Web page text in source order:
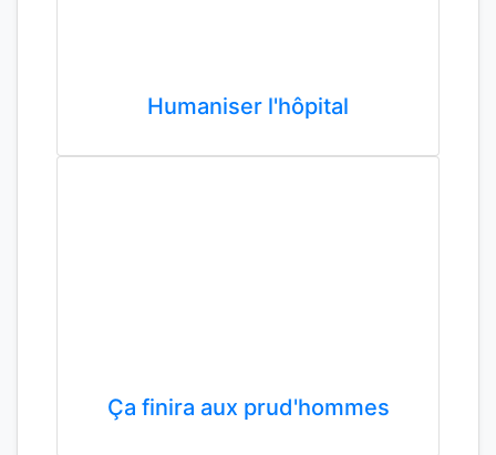
Humaniser l'hôpital
Ça finira aux prud'hommes